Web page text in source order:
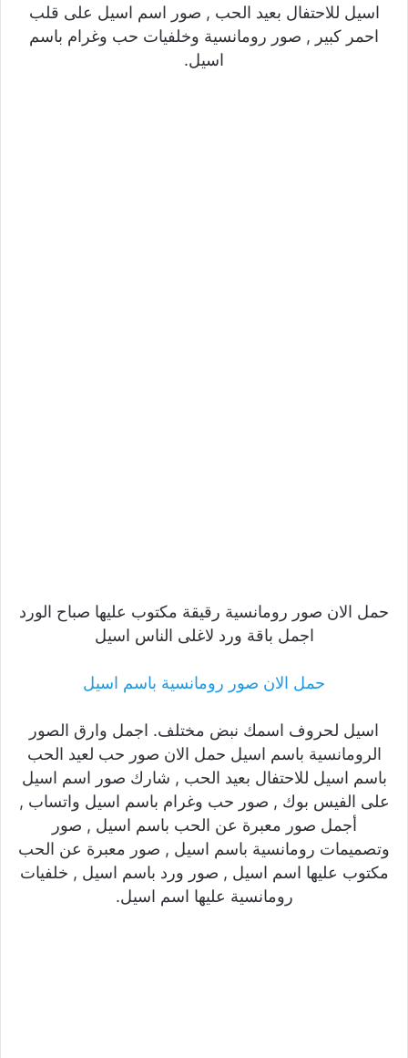
اسيل للاحتفال بعيد الحب , صور اسم اسيل على قلب
احمر كبير , صور رومانسية وخلفيات حب وغرام باسم
اسيل.
حمل الان صور رومانسية رقيقة مكتوب عليها صباح الورد
اجمل باقة ورد لاغلى الناس اسيل
حمل الان صور رومانسية باسم اسيل
اسيل لحروف اسمك نبض مختلف. اجمل وارق الصور
الرومانسية باسم اسيل حمل الان صور حب لعيد الحب
باسم اسيل للاحتفال بعيد الحب , شارك صور اسم اسيل
على الفيس بوك , صور حب وغرام باسم اسيل واتساب ,
أجمل صور معبرة عن الحب باسم اسيل , صور
وتصميمات رومانسية باسم اسيل , صور معبرة عن الحب
مكتوب عليها اسم اسيل , صور ورد باسم اسيل , خلفيات
رومانسية عليها اسم اسيل.